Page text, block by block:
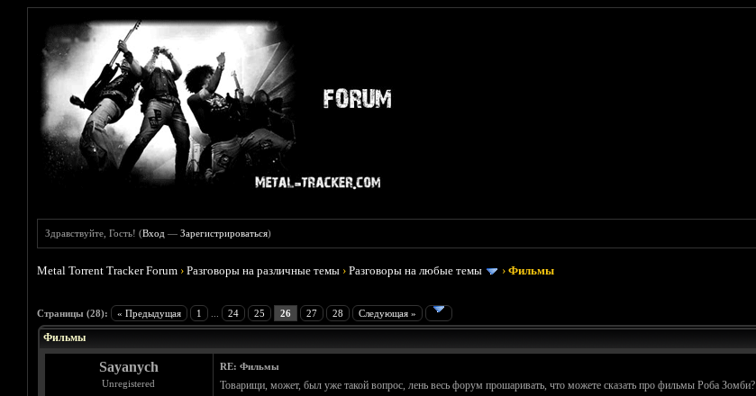
Здравствуйте, Гость! (Вход —Зарегистрироваться)
Metal Torrent Tracker Forum ›Разговоры на различные темы ›Разговоры на любые темы ›Фильмы
Страницы (28): « Предыдущая 1 24 25 26 27 28 Следующая »
Голосов: 4 - Средняя оценка: 3.75
1
2
3
4
5
Фильмы
Sayanych
Unregistered
RE: Фильмы
Товарищи, может, был уже такой вопрос, лень весь форум прошаривать, что можете сказать про фильмы Роба Зомби?